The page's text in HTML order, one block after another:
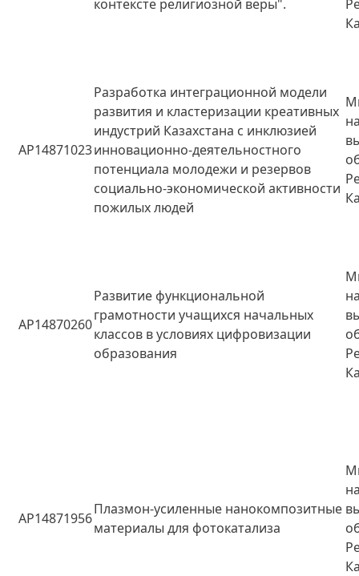
контексте религиозной веры".
AP14871023
Разработка интеграционной модели
развития и кластеризации креативных
индустрий Казахстана с инклюзией
инновационно-деятельностного
потенциала молодежи и резервов
социально-экономической активности
пожилых людей
AP14870260
Развитие функциональной
грамотности учащихся начальных
классов в условиях цифровизации
образования
AP14871956
Плазмон-усиленные нанокомпозитные
материалы для фотокатализа